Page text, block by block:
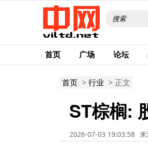
首页 广场 论坛
首页 >行业 > 正文
ST棕榈:
2026-07-03 19:03:58